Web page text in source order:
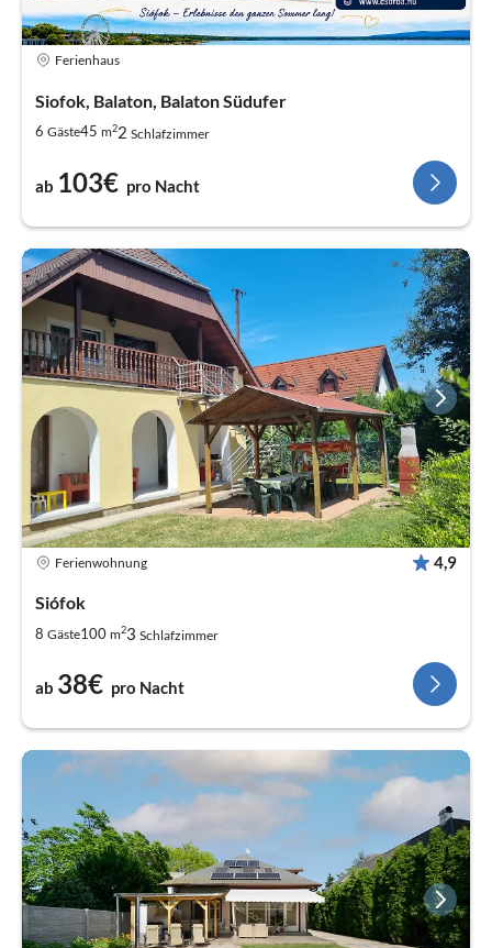
Ferienhaus
Siofok, Balaton, Balaton Südufer
6 Gäste45 m22 Schlafzimmer
ab 103€ pro Nacht
Ferienwohnung 4,9
Siófok
8 Gäste100 m23 Schlafzimmer
ab 38€ pro Nacht